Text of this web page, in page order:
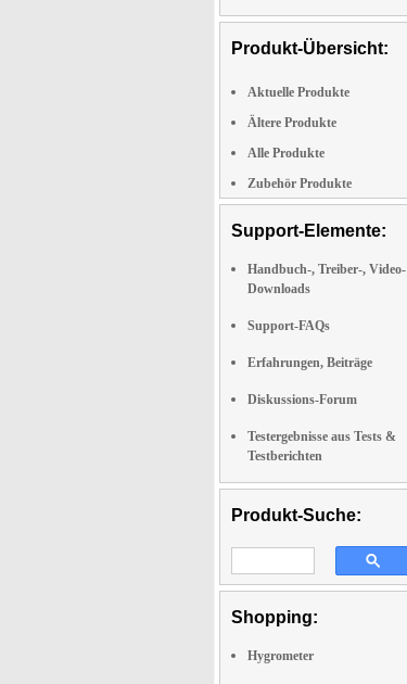
Produkt-Übersicht:
Aktuelle Produkte
Ältere Produkte
Alle Produkte
Zubehör Produkte
Support-Elemente:
Handbuch-, Treiber-, Video-
Downloads
Support-FAQs
Erfahrungen, Beiträge
Diskussions-Forum
Testergebnisse aus Tests &
Testberichten
Produkt-Suche:
Shopping:
Hygrometer